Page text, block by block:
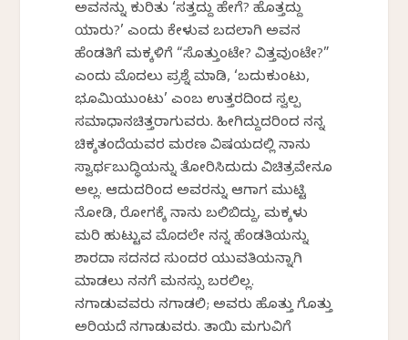
ಅವನನ್ನು ಕುರಿತು ‘ಸತ್ತದ್ದು ಹೇಗೆ? ಹೊತ್ತದ್ದು
ಯಾರು?’ ಎಂದು ಕೇಳುವ ಬದಲಾಗಿ ಅವನ
ಹೆಂಡತಿಗೆ ಮಕ್ಕಳಿಗೆ “ಸೊತ್ತುಂಟೇ? ವಿತ್ತವುಂಟೇ?”
ಎಂದು ಮೊದಲು ಪ್ರಶ್ನೆ ಮಾಡಿ, ‘ಬದುಕುಂಟು,
ಭೂಮಿಯುಂಟು’ ಎಂಬ ಉತ್ತರದಿಂದ ಸ್ವಲ್ಪ
ಸಮಾಧಾನಚಿತ್ತರಾಗುವರು. ಹೀಗಿದ್ದುದರಿಂದ ನನ್ನ
ಚಿಕ್ಕತಂದೆಯವರ ಮರಣ ವಿಷಯದಲ್ಲಿ ನಾನು
ಸ್ವಾರ್ಥಬುದ್ಧಿಯನ್ನು ತೋರಿಸಿದುದು ವಿಚಿತ್ರವೇನೂ
ಅಲ್ಲ. ಆದುದರಿಂದ ಅವರನ್ನು ಆಗಾಗ ಮುಟ್ಟಿ
ನೋಡಿ, ರೋಗಕ್ಕೆ ನಾನು ಬಲಿಬಿದ್ದು, ಮಕ್ಕಳು
ಮರಿ ಹುಟ್ಟುವ ಮೊದಲೇ ನನ್ನ ಹೆಂಡತಿಯನ್ನು
ಶಾರದಾ ಸದನದ ಸುಂದರ ಯುವತಿಯನ್ನಾಗಿ
ಮಾಡಲು ನನಗೆ ಮನಸ್ಸು ಬರಲಿಲ್ಲ.
ನಗಾಡುವವರು ನಗಾಡಲಿ; ಅವರು ಹೊತ್ತು ಗೊತ್ತು
ಅರಿಯದೆ ನಗಾಡುವರು. ತಾಯಿ ಮಗುವಿಗೆ